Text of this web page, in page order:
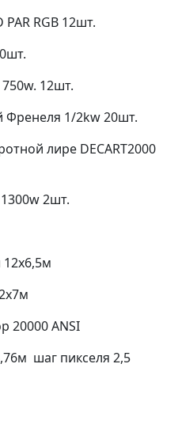
RGB 12шт.
12шт.
Френеля 1/2kw 20шт.
лире DECART2000
2шт.
20000 ANSI
шаг пикселя 2,5